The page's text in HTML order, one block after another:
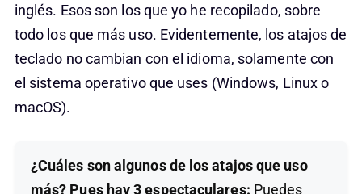
inglés. Esos son los que yo he recopilado, sobre
todo los que más uso. Evidentemente, los atajos de
teclado no cambian con el idioma, solamente con
el sistema operativo que uses (Windows, Linux o
macOS).
¿Cuáles son algunos de los atajos que uso
más? Pues hay 3 espectaculares: Puedes